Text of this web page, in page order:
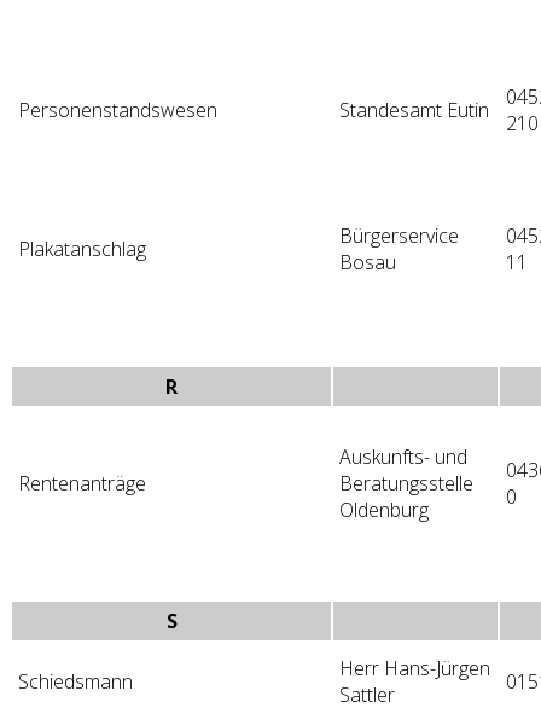
Personenstandswesen Standesamt Eutin
210
Plakatanschlag
Bürgerservice
Bosau
11
R
Rentenanträge
Auskunfts- und
Beratungsstelle
Oldenburg
0
S
Schiedsmann
Herr Hans-Jürgen
Sattler